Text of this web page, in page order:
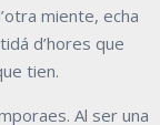
miente, echa
d’hores que
tien.
Al ser una